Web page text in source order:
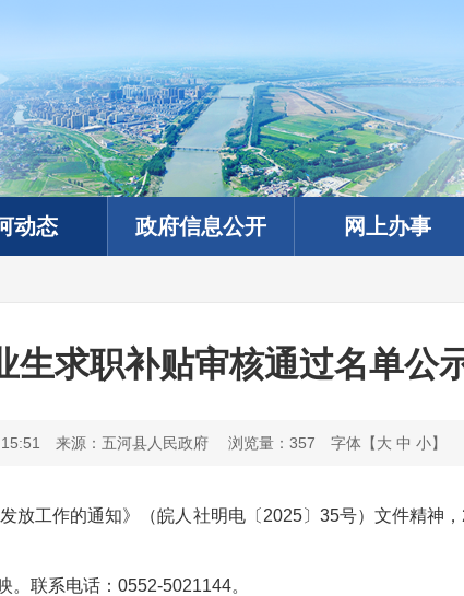
动态 政府信息公开 网上办事
求职补贴审核通过名单公
来源：五河县人民政府 浏览量： 357 字体【大 中 小】
放工作的通知》（皖人社明电〔2025〕35号）文件精神
联系电话：0552-5021144。
政务微信